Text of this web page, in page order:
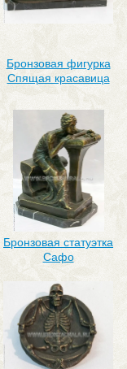
Бронзовая фигурка
Спящая красавица
Бронзовая статуэтка
Сафо